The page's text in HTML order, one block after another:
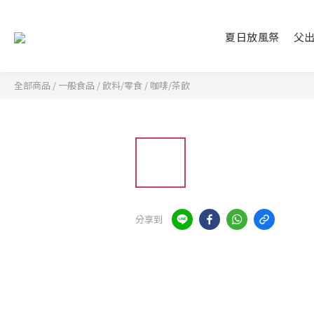
夏日放風祭 父
全部商品 / 一般食品 /飲料/零食 / 咖啡/茶飲
分享到